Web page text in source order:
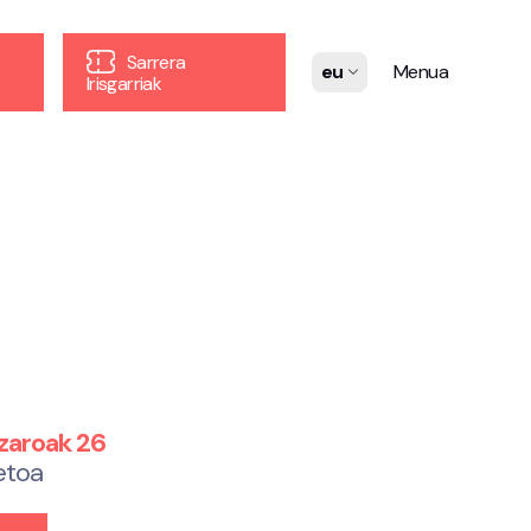
Sarrera
Irisgarriak
eu Menua
26